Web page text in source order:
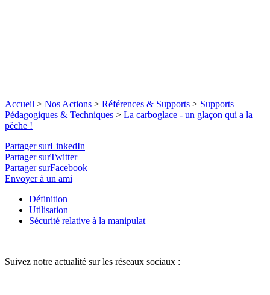
Accueil > Nos Actions > Références & Supports > Supports
Pédagogiques & Techniques > La carboglace - un glaçon qui a la
pêche !
Partager surLinkedIn
Partager surTwitter
Partager surFacebook
Envoyer à un ami
Définition
Utilisation
Sécurité relative à la manipulat
Suivez notre actualité sur les réseaux sociaux :